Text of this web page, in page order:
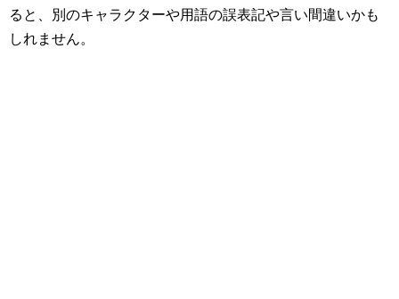
ると、別のキャラクターや用語の誤表記や言い間違いかも
しれません。